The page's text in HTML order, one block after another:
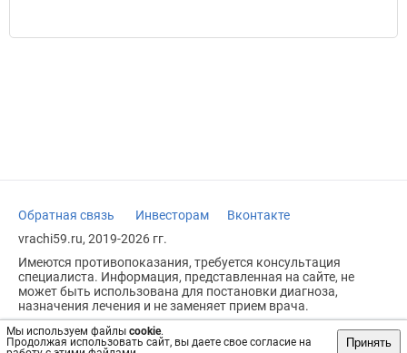
Мы используем файлы cookie.
Продолжая использовать сайт, вы даете свое согласие на
Принять
Обратная связь Инвесторам
Вконтакте
vrachi59.ru, 2019-2026 гг.
Имеются противопоказания, требуется консультация
специалиста. Информация, представленная на сайте, не
может быть использована для постановки диагноза,
назначения лечения и не заменяет прием врача.
Возрастное ограничение: 18+